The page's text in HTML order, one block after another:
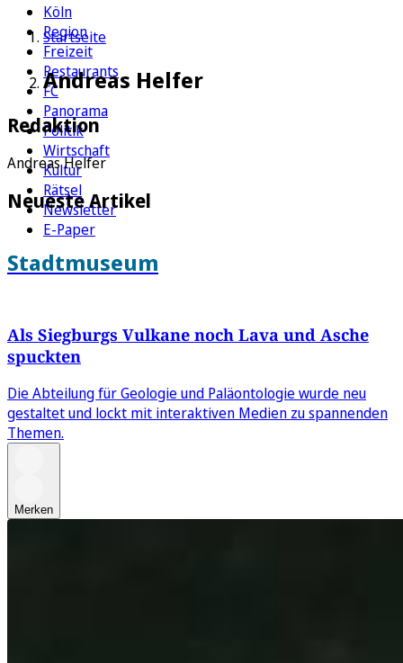
Köln
Region
Freizeit
Restaurants
FC
Panorama
Politik
Wirtschaft
Kultur
Rätsel
Newsletter
E-Paper
Startseite
Andreas Helfer
Redaktion
Andreas Helfer
Neueste Artikel
Stadtmuseum
Als Siegburgs Vulkane noch Lava und Asche
spuckten
Die Abteilung für Geologie und Paläontologie wurde neu
gestaltet und lockt mit interaktiven Medien zu spannenden
Themen.
Merken